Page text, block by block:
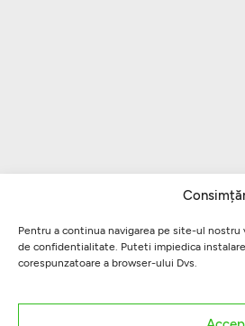
Pentru a continua navigarea pe site-ul
de confidentialitate. Puteti impiedica
corespunzatoare a browser-ului Dvs.